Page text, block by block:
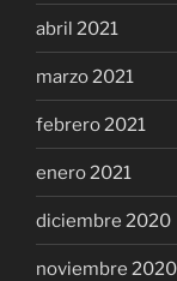
abril 2021
marzo 2021
febrero 2021
enero 2021
diciembre 2020
noviembre 2020